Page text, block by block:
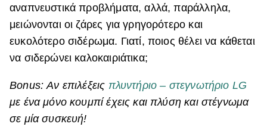
αναπνευστικά προβλήματα, αλλά, παράλληλα,
μειώνονται οι ζάρες για γρηγορότερο και
ευκολότερο σιδέρωμα. Γιατί, ποιος θέλει να κάθεται
να σιδερώνει καλοκαιριάτικα;
Bonus:Αν επιλέξεις πλυντήριο – στεγνωτήριο LG
με ένα μόνο κουμπί έχεις και πλύση και στέγνωμα
σε μία συσκευή!